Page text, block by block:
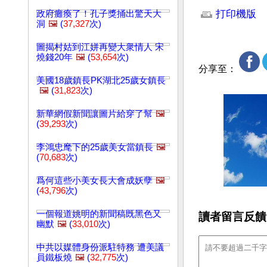
政府癱瘓了！孔子獎捅出驚天大
洞 🖼️ (37,327次)
圖揭村姑到江姘再變大衆情人 宋
燒錢20年 🖼️ (53,654次)
美國18歲鎮長PK湖北25歲女鎮長
🖼️ (31,823次)
新華網假新聞讓圖片給穿了幫 🖼️
(39,293次)
李鴻忠麾下的25歲美女當鎮長 🖼️
(70,683次)
爲何這些小美女長大會成妖孽 🖼️
(43,796次)
一個報道姚明的新聞稿既黑色又
幽默 🖼️ (33,010次)
中共以媒體身份派駐特務 遭美議
員鐵板燒 🖼️ (32,775次)
打印機版
分享至：
讀者留言反